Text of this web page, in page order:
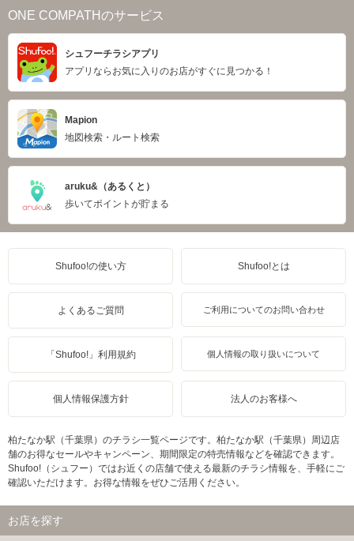
ONE COMPATHのサービス
シュフーチラシアプリ
アプリならお気に入りのお店がすぐに見つかる！
Mapion
地図検索・ルート検索
aruku&（あるくと）
歩いてポイントが貯まる
Shufoo!の使い方 Shufoo!とは
よくあるご質問 ご利用についてのお問い合わせ
「Shufoo!」利用規約 個人情報の取り扱いについて
個人情報保護方針 法人のお客様へ
柏たなか駅（千葉県）のチラシ一覧ページです。柏たなか駅（千葉県）周辺店
舗のお得なセールやキャンペーン、期間限定の特売情報などを確認できます。
Shufoo!（シュフー）ではお近くの店舗で使える最新のチラシ情報を、手軽にご
確認いただけます。お得な情報をぜひご活用ください。
お店を探す